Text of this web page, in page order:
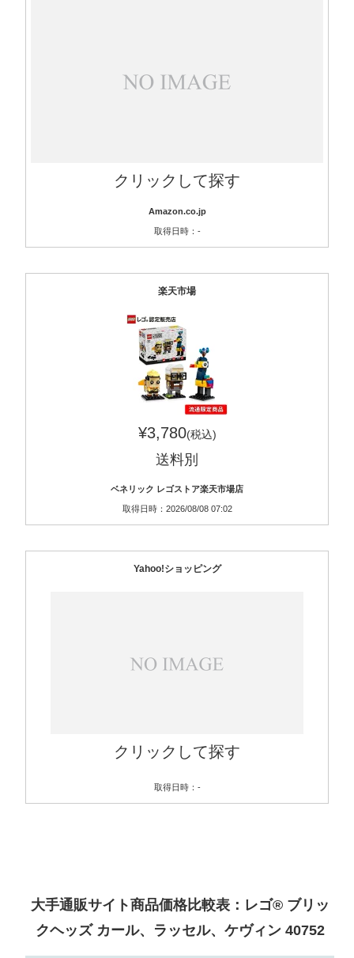
クリックして探す
Amazon.co.jp
取得日時：-
楽天市場
¥3,780(税込)
送料別
ベネリック レゴストア楽天市場店
取得日時：2026/08/08 07:02
Yahoo!ショッピング
クリックして探す
取得日時：-
大手通販サイト商品価格比較表：レゴ® ブリッ
クヘッズ カール、ラッセル、ケヴィン 40752